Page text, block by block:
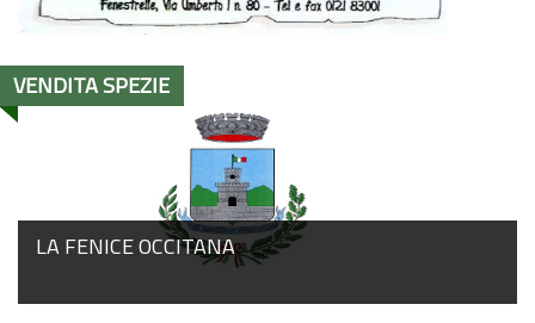
VENDITA SPEZIE
LA FENICE OCCITANA